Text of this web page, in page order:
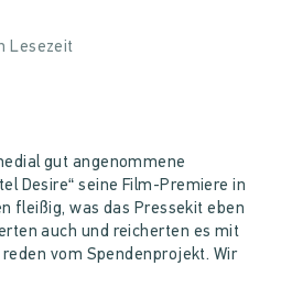
Lesezeit
gut angenommene
Desire“ seine Film-Premiere in
fleißig, was das Pressekit eben
auch und reicherten es mit
vom Spendenprojekt. Wir